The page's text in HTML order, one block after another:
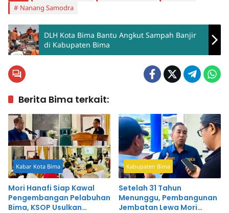
Nanang Samodra
DLH Kota Bima Bantu Angkut Sampah Banjir
di Kabupaten Bima
Berita Bima terkait:
Kabar Kota Bima
Mori Hanafi Siap Kawal
Pengembangan Pelabuhan
Bima, KSOP Usulkan
Kabupaten Bima
Setelah 31 Tahun
Menunggu, Pembangunan
Jembatan Lewa Mori